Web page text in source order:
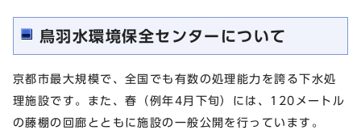
鳥羽水環境保全センターについて
京都市最大規模で、全国でも有数の処理能力を誇る下水処
理施設です。また、春（例年4月下旬）には、120メートル
の藤棚の回廊とともに施設の一般公開を行っています。